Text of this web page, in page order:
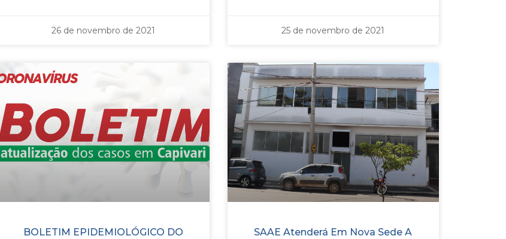
26 de novembro de 2021 25 de novembro de 2021
BOLETIM EPIDEMIOLÓGICO DO
SAAE Atenderá Em Nova Sede A